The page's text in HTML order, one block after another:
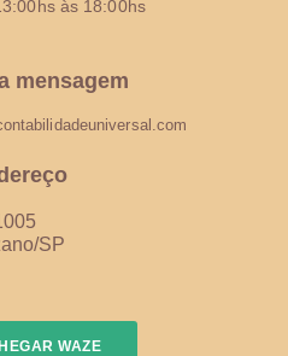
às 18:00hs
mensagem
SP
WAZE